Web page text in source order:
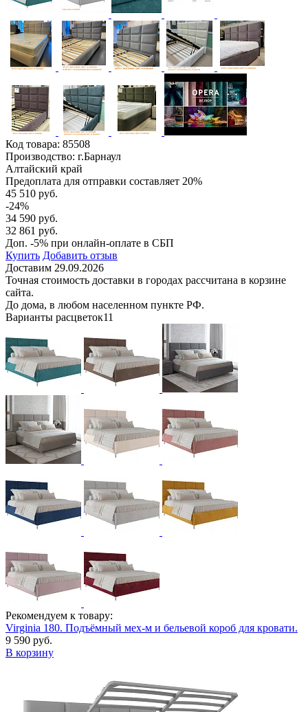
Код товара: 85508
Производство: г.Барнаул
Алтайский край
Предоплата для отправки составляет 20%
45 510 руб.
-24%
34 590 руб.
32 861 руб.
Доп. -5% при онлайн-оплате в СБП
Купить Добавить отзыв
Доставим 29.09.2026
Точная стоимость доставки в городах рассчитана в корзине
сайта.
До дома, в любом населенном пункте РФ.
Варианты расцветок11
Рекомендуем к товару:
Virginia 180. Подъёмный мех-м и бельевой короб для кровати.
9 590 руб.
В корзину